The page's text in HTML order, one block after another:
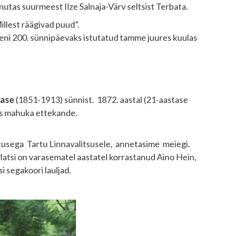
suurmeest Ilze Salnaja-Värv seltsist Terbata.
räägivad puud”.
200. sünnipäevaks istutatud tamme juures kuulas
(1851-1913) sünnist. 1872. aastal (21-aastase
mahuka ettekande.
Tartu Linnavalitsusele, annetasime meiegi.
on varasematel aastatel korrastanud Aino Hein,
segakoori lauljad.